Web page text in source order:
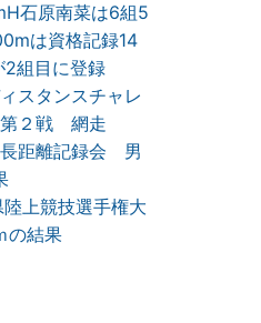
石原南菜は6組5
は資格記録14
組目に登録
スタンスチャレ
２戦 網走
長距離記録会 男
陸上競技選手権大
結果